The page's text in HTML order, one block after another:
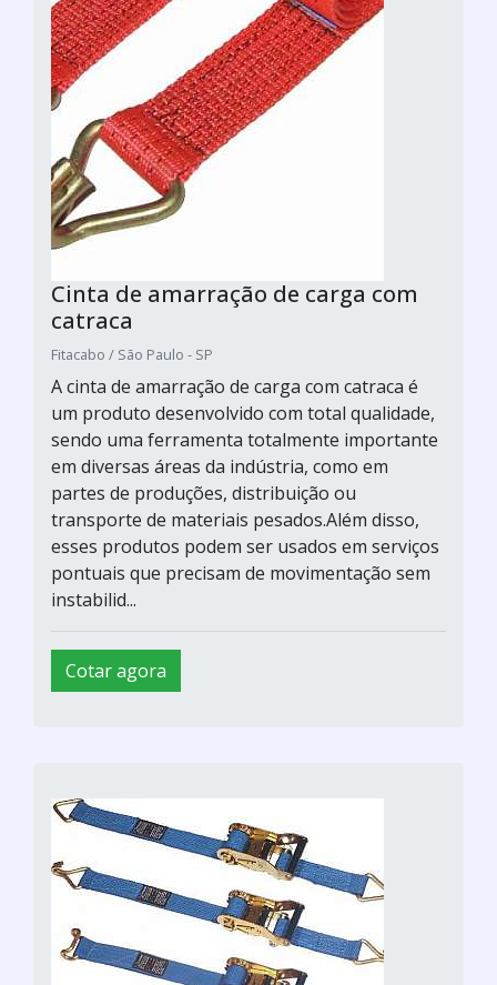
Cinta de amarração de carga com
catraca
Fitacabo / São Paulo - SP
A cinta de amarração de carga com catraca é
um produto desenvolvido com total qualidade,
sendo uma ferramenta totalmente importante
em diversas áreas da indústria, como em
partes de produções, distribuição ou
transporte de materiais pesados.Além disso,
esses produtos podem ser usados em serviços
pontuais que precisam de movimentação sem
instabilid...
Cotar agora